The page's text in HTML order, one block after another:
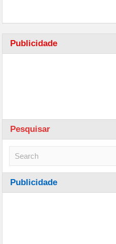
Publicidade
Pesquisar
Publicidade